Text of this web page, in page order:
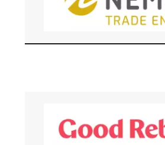
Bondo Advisors asesoró al
Trade Energy, software para
energéticas (electricidad y